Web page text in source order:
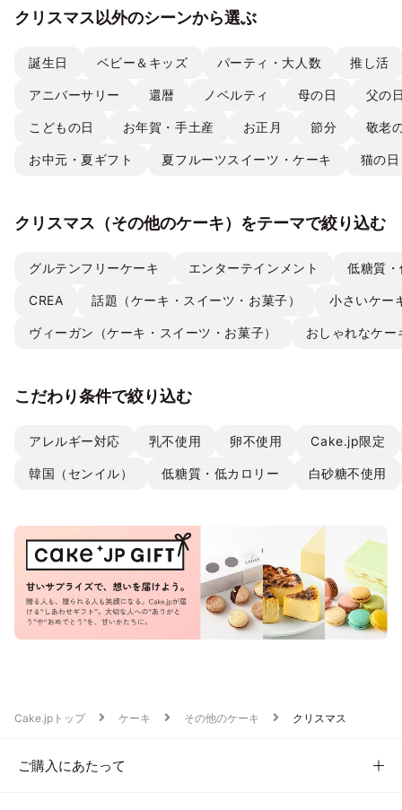
クリスマス以外のシーンから選ぶ
誕生日 ベビー＆キッズ パーティ・大人数 推し活
アニバーサリー 還暦 ノベルティ 母の日 父の
こどもの日 お年賀・手土産 お正月 節分 敬老
お中元・夏ギフト 夏フルーツスイーツ・ケーキ 猫の日
クリスマス（その他のケーキ）をテーマで絞り込む
グルテンフリーケーキ エンターテインメント 低糖質
CREA 話題（ケーキ・スイーツ・お菓子） 小さいケー
ヴィーガン（ケーキ・スイーツ・お菓子） おしゃれなケー
こだわり条件で絞り込む
アレルギー対応 乳不使用 卵不使用 Cake.jp限定
韓国（センイル） 低糖質・低カロリー 白砂糖不使用
Cake.jpトップ ケーキ その他のケーキ クリスマス
ご購入にあたって